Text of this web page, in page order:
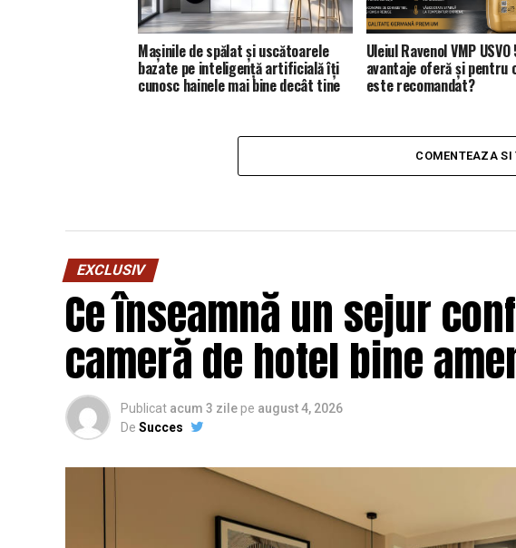
Mașinile de spălat și uscătoarele
bazate pe inteligență artificială îți
cunosc hainele mai bine decât tine
Uleiul Ravenol VMP
avantaje oferă și pentru
este recomandat?
COMENTEAZA SI
EXCLUSIV
Ce înseamnă un sejur
cameră de hotel bine
Publicat acum 3 zile pe august 4, 2026
De Succes